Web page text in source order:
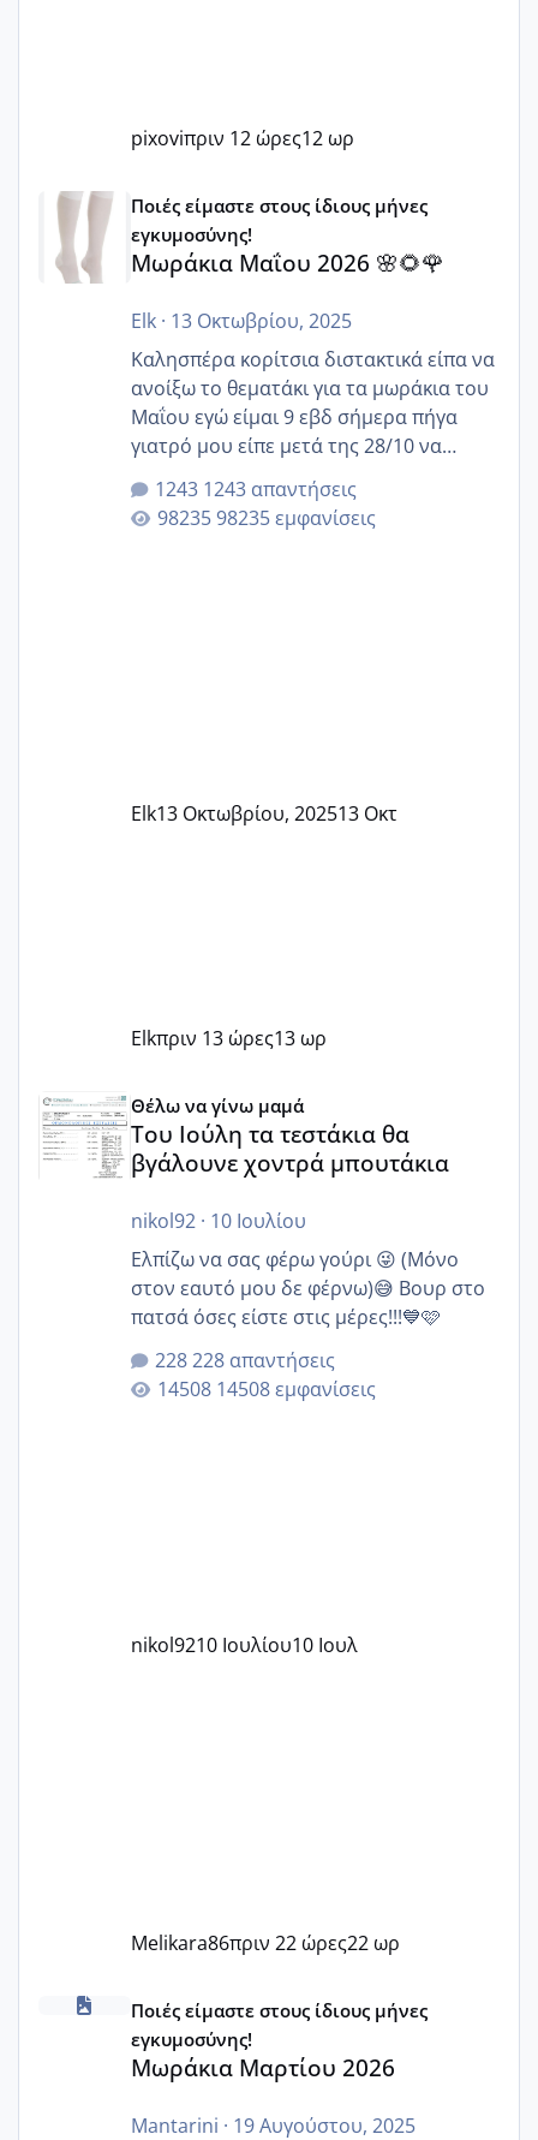
pixoviπριν 12 ώρες12 ωρ
Μωράκια Μαΐου 2026 🌸🌻🌹
Ποιές είμαστε στους ίδιους μήνες
εγκυμοσύνης!
Μωράκια Μαΐου 2026 🌸🌻🌹
Elk· 13 Οκτωβρίου, 2025
Καλησπέρα κορίτσια διστακτικά είπα να
ανοίξω το θεματάκι για τα μωράκια του
Μαΐου εγώ είμαι 9 εβδ σήμερα πήγα
γιατρό μου είπε μετά της 28/10 να
κλείσω ραντεβού για την αυχενική είναι
καμιά άλλη κοπέλα να γεννάει Μάιο ;;
1243 απαντήσεις
98235 εμφανίσεις
Elk13 Οκτωβρίου, 202513 Οκτ
Elkπριν 13 ώρες13 ωρ
Θέλω να γίνω μαμά
Του Ιούλη τα τεστάκια θα
βγάλουνε χοντρά μπουτάκια
nikol92· 10 Ιουλίου
Ελπίζω να σας φέρω γούρι 😜 (Μόνο
στον εαυτό μου δε φέρνω)😅 Βουρ στο
πατσά όσες είστε στις μέρες!!!💙🩷
228 απαντήσεις
14508 εμφανίσεις
nikol9210 Ιουλίου10 Ιουλ
Melikara86πριν 22 ώρες22 ωρ
Μωράκια Μαρτίου 2026
Ποιές είμαστε στους ίδιους μήνες
εγκυμοσύνης!
Μωράκια Μαρτίου 2026
Mantarini · 19 Αυγούστου, 2025